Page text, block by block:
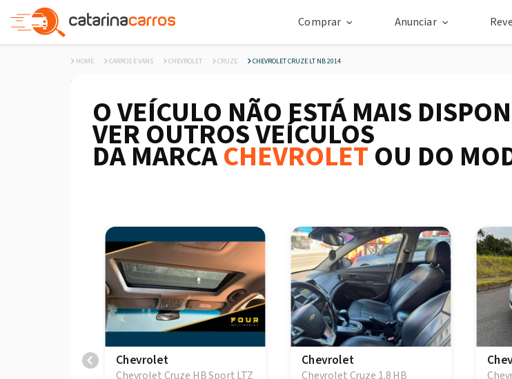
Comprar Anunciar
HOME CARROS E VANS CHEVROLET CRUZE CHEVROLET CRUZE LT NB 2014
O VEÍCULO NÃO ESTÁ MAIS
VER OUTROS VEÍCULOS
DA MARCACHEVROLETOU DO
Chevrolet
Chevrolet Cruze HB Sport LTZ
Chevrolet
Chevrolet Cruze 1.8 HB